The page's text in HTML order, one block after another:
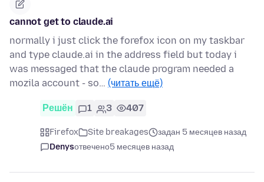
cannot get to claude.ai
normally i just click the forefox icon on my taskbar
and type claude.ai in the address field but today i
was messaged that the claude program needed a
mozila account - so… (читать ещё)
Решён 1 3 407
Firefox Site breakages
задан 5 месяцев назад
Denysотвечено5 месяцев назад